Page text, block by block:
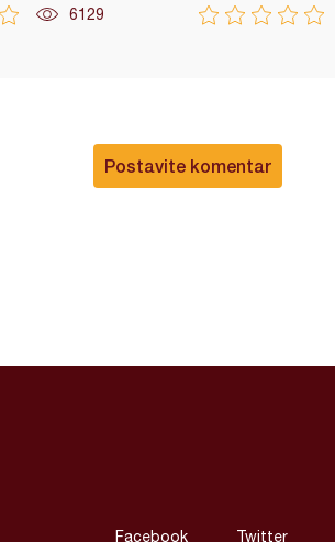
6129
Postavite komentar
Facebook Twitter